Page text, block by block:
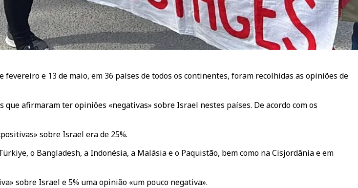
e 13 de maio, em 36 países de todos os continentes, foram recolhidas as opiniões de
afirmaram ter opiniões «negativas» sobre Israel nestes países. De acordo com os
sobre Israel era de 25%.
o Bangladesh, a Indonésia, a Malásia e o Paquistão, bem como na Cisjordânia e em
sobre Israel e 5% uma opinião «um pouco negativa».